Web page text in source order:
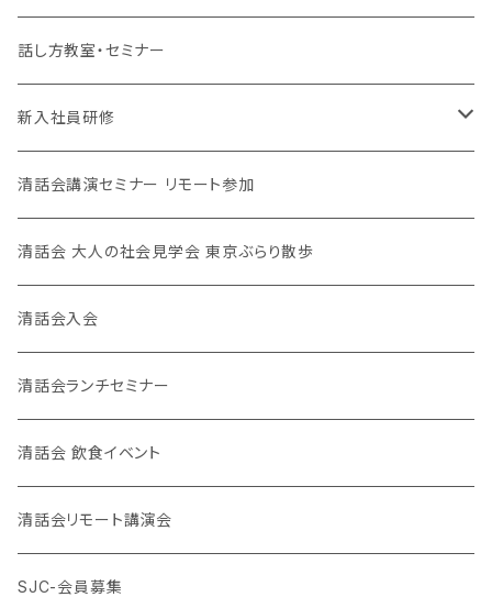
清話会講師
話し方教室・セミナー
新入社員研修
対面、オンライン
清話会講演セミナー リモート参加
清話会 大人の社会見学会 東京ぶらり散歩
清話会入会
清話会ランチセミナー
清話会 飲食イベント
清話会リモート講演会
SJC-会員募集